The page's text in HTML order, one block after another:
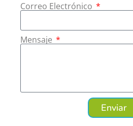
Correo Electrónico
Mensaje
Enviar